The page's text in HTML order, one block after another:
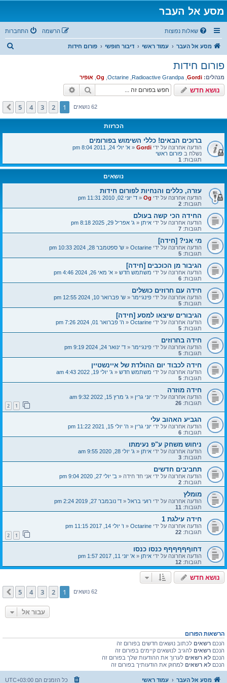
מסע אל העבר
שאלות נפוצות התחברות הרשמה
מסע אל העבר עמוד ראשי דיבור חופשי פורום חידות
ח
פורום חידות
מנהלים: Gordi
,
Radioactive Grandpa
,
Octarine
,
Og
, אופיר
נושא חדש חיפוש
62 נושאים 1
2
3
4
5 הבא
הכרזות
ברוכים הבאים! כללי השימוש בפורומים
הודעה אחרונה על ידי Gordi
«א' יולי 24, 2011 8:04 pm
נשלח בפורום ראשי
תגובות: 1
נושאים
עזרה, כללים והנחיות לפורום חידות
הודעה אחרונה על ידי Og
«ד' יוני 02, 2010 11:31 pm
תגובות: 2
החידה הכי קשה בעולם
הודעה אחרונה על ידי איתן«ג' אפריל 29, 2025 8:18 pm
תגובות: 7
מי אני? [חידה]
הודעה אחרונה על ידי Octarine
«ש' ספטמבר 28, 2024 10:33 pm
תגובות: 5
הגיבור מן הכוכבים [חידה]
הודעה אחרונה על ידי משתמש חדש«א' מאי 26, 2024 4:46 pm
תגובות: 6
חידה עם חרוזים כושלים
הודעה אחרונה על ידי פינגיימר«ש' פברואר 10, 2024 12:55 pm
תגובות: 5
הגיבורים שיצאו למסע [חידה]
הודעה אחרונה על ידי Octarine
«ה' פברואר 01, 2024 7:26 pm
תגובות: 5
חידה בחרוזים
הודעה אחרונה על ידי פינגיימר«ד' ינואר 24, 2024 9:19 pm
תגובות: 5
חידה לכבוד יום ההולדת של איינשטיין
הודעה אחרונה על ידי משתמש חדש«ג' יולי 19, 2022 4:43 am
תגובות: 5
חידה מוזרה
הודעה אחרונה על ידי יוני גרין«ג' מרץ 15, 2022 9:32 am
תגובות: 26
2
הגביע האהוב עלי
הודעה אחרונה על ידי יוני גרין«ה' יולי 15, 2021 11:22 pm
תגובות: 6
ניחוש משחק ע"פ נעימתו
הודעה אחרונה על ידי איתן«ג' יולי 28, 2020 9:55 am
תגובות: 3
תחביבים חדשים
הודעה אחרונה על ידי אני חד חידה«ב' יולי 27, 2020 9:04 pm
תגובות: 2
מומלץ
הודעה אחרונה על ידי רועי בראל«ד' נובמבר 27, 2019 2:24 pm
תגובות: 11
חידה עילגת 1
הודעה אחרונה על ידי Octarine
«ו' יולי 14, 2017 11:15 pm
תגובות: 22
2
דחוףףףףףף כנסו כנסו
הודעה אחרונה על ידי איתן«א' יוני 11, 2017 1:57 pm
תגובות: 12
נושא חדש
62 נושאים 1
2
3
4
5 הבא
עבור אל
הרשאות הפורום
הנכם רשאיםלכתוב נושאים חדשים בפורום זה
הנכם רשאיםלהגיב לנושאים קיימים בפורום זה
הנכם לא רשאיםלערוך את ההודעות שלך בפורום זה
הנכם לא רשאיםלמחוק את הודעותיך בפורום זה
מסע אל העבר עמוד ראשי כל הזמנים הם UTC+03:00